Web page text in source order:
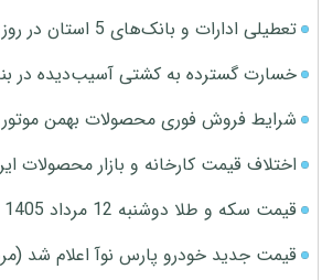
تعطیلی ادارات و بانک‌های 5 استان در روز چهارشنبه
خسارت گسترده به کشتی آسیب‌دیده در
شرایط فروش فوری محصولات بهمن موتور
اختلاف قیمت کارخانه و بازار محصولات
قیمت سکه و طلا دوشنبه 12 مرداد 1405
قیمت جدید خودرو پارس نوآ اعلام شد (مرداد